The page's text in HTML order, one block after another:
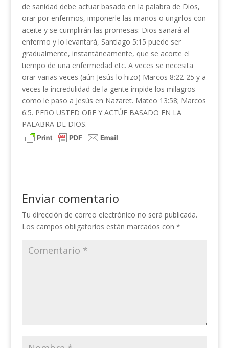
de sanidad debe actuar basado en la palabra de Dios,
orar por enfermos, imponerle las manos o ungirlos con
aceite y se cumplirán las promesas: Dios sanará al
enfermo y lo levantará, Santiago 5:15 puede ser
gradualmente, instantáneamente, que se acorte el
tiempo de una enfermedad etc. A veces se necesita
orar varias veces (aún Jesús lo hizo) Marcos 8:22-25 y a
veces la incredulidad de la gente impide los milagros
como le paso a Jesús en Nazaret. Mateo 13:58; Marcos
6:5. PERO USTED ORE Y ACTÚE BASADO EN LA
PALABRA DE DIOS.
Enviar comentario
Tu dirección de correo electrónico no será publicada.
Los campos obligatorios están marcados con *